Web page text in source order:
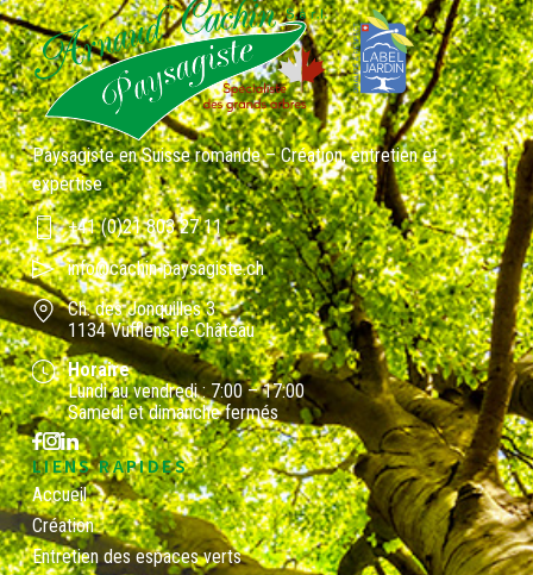
Paysagiste en Suisse romande – Création, entretien et
expertise
+41 (0)21 803 27 11
info@cachin-paysagiste.ch
Ch. des Jonquilles 3
1134 Vufflens-le-Château
Horaire
Lundi au vendredi : 7:00 – 17:00
Samedi et dimanche fermés
LIENS RAPIDES
Accueil
Création
Entretien des espaces verts